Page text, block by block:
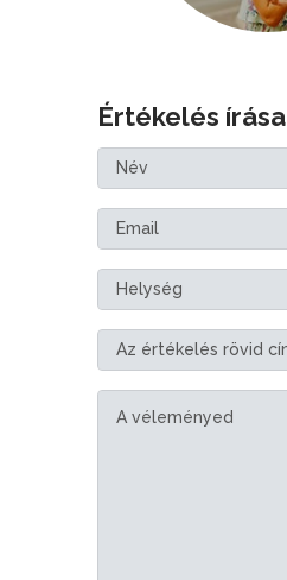
Értékelés írása